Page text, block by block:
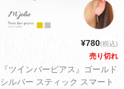
¥780(税込)
売り切れ
『ツインバーピアス』ゴールド
シルバー スティック スマート